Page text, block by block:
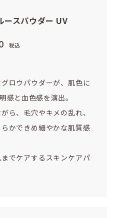
ースパウダー UV
税込
ロウパウダーが、肌色に
感と血色感を演出。
ら、毛穴やキメの乱れ、
かできめ細やかな肌質感
でケアするスキンケアパ